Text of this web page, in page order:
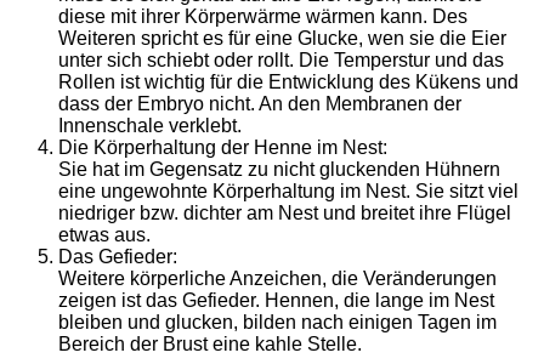
diese mit ihrer Körperwärme wärmen kann. Des
Weiteren spricht es für eine Glucke, wen sie die Eier
unter sich schiebt oder rollt. Die Temperstur und das
Rollen ist wichtig für die Entwicklung des Kükens und
dass der Embryo nicht. An den Membranen der
Innenschale verklebt.
Die Körperhaltung der Henne im Nest:
Sie hat im Gegensatz zu nicht gluckenden Hühnern
eine ungewohnte Körperhaltung im Nest. Sie sitzt viel
niedriger bzw. dichter am Nest und breitet ihre Flügel
etwas aus.
Das Gefieder:
Weitere körperliche Anzeichen, die Veränderungen
zeigen ist das Gefieder. Hennen, die lange im Nest
bleiben und glucken, bilden nach einigen Tagen im
Bereich der Brust eine kahle Stelle.